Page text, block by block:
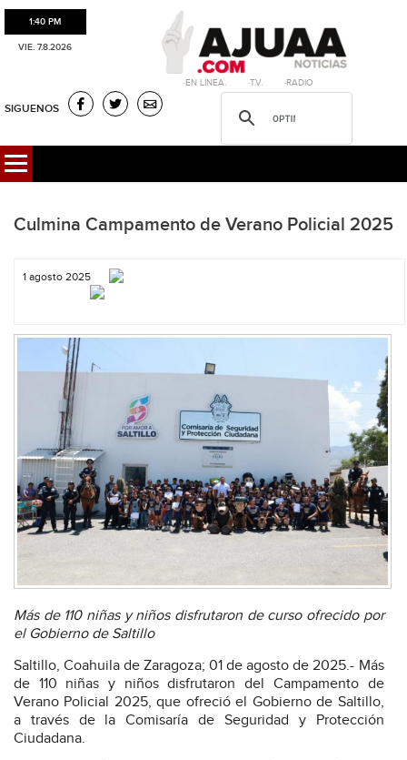
1:40 PM
VIE. 7.8.2026
·EN LÍNEA. ·T.V. ·RADIO
SIGUENOS
Culmina Campamento de Verano Policial 2025
1 agosto 2025
Más de 110 niñas y niños disfrutaron de curso ofrecido por
el Gobierno de Saltillo
Saltillo, Coahuila de Zaragoza; 01 de agosto de 2025.- Más
de 110 niñas y niños disfrutaron del Campamento de
Verano Policial 2025, que ofreció el Gobierno de Saltillo,
a través de la Comisaría de Seguridad y Protección
Ciudadana.